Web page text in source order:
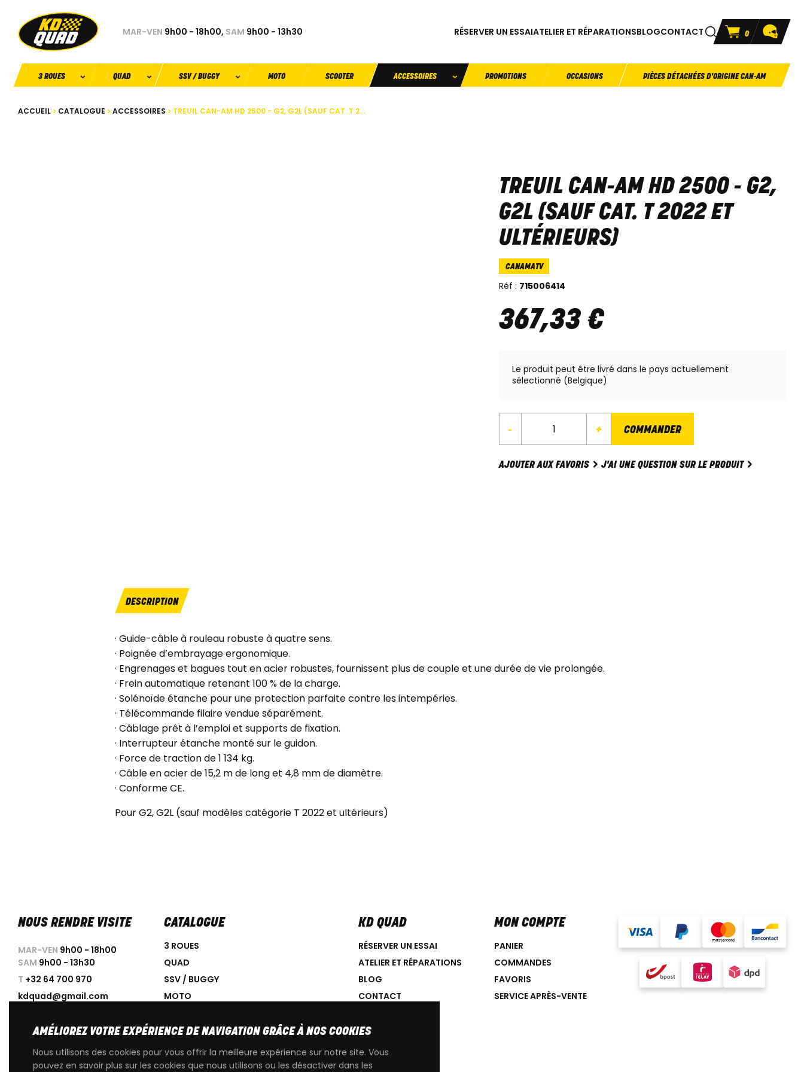
MAR-VEN 9h00 - 18h00, SAM 9h00 - 13h30 RÉSERVER UN ESSAIATELIER ET RÉPARATIONSBLOGCONTACT 0
3 ROUES QUAD SSV / BUGGY MOTO SCOOTER ACCESSOIRES PROMOTIONS OCCASIONS PIÈCES DÉTACHÉES D'ORIGINE CAN-AM
ACCUEIL CATALOGUE ACCESSOIRES TREUIL CAN-AM HD 2500 - G2, G2L (SAUF CAT. T 2...
TREUIL CAN-AM HD 2500 - G2,
G2L (SAUF CAT. T 2022 ET
ULTÉRIEURS)
CANAMATV
Réf : 715006414
367,33 €
Le produit peut être livré dans le pays actuellement
sélectionné (Belgique)
- + COMMANDER
AJOUTER AUX FAVORIS J'AI UNE QUESTION SUR LE PRODUIT
DESCRIPTION
· Guide-câble à rouleau robuste à quatre sens.
· Poignée d’embrayage ergonomique.
· Engrenages et bagues tout en acier robustes, fournissent plus de couple et une durée de vie prolongée.
· Frein automatique retenant 100 % de la charge.
· Solénoïde étanche pour une protection parfaite contre les intempéries.
· Télécommande filaire vendue séparément.
· Câblage prêt à l’emploi et supports de fixation.
· Interrupteur étanche monté sur le guidon.
· Force de traction de 1 134 kg.
· Câble en acier de 15,2 m de long et 4,8 mm de diamètre.
· Conforme CE.
Pour G2, G2L (sauf modèles catégorie T 2022 et ultérieurs)
NOUS RENDRE VISITE
MAR-VEN 9h00 - 18h00
SAM 9h00 - 13h30
T +32 64 700 970
kdquad@gmail.com
CATALOGUE
3 ROUES
QUAD
SSV / BUGGY
MOTO
ACCESSOIRES
PROMOTIONS
OCCASIONS
KD QUAD
RÉSERVER UN ESSAI
ATELIER ET RÉPARATIONS
BLOG
CONTACT
MON COMPTE
PANIER
COMMANDES
FAVORIS
SERVICE APRÈS-VENTE
AMÉLIOREZ VOTRE EXPÉRIENCE DE NAVIGATION GRÂCE À NOS COOKIES
Nous utilisons des cookies pour vous offrir la meilleure expérience sur notre site. Vous
pouvez en savoir plus sur les cookies que nous utilisons ou les désactiver dans les